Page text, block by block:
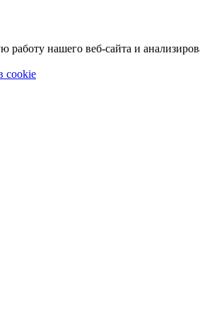
нашего веб-сайта и
cookie